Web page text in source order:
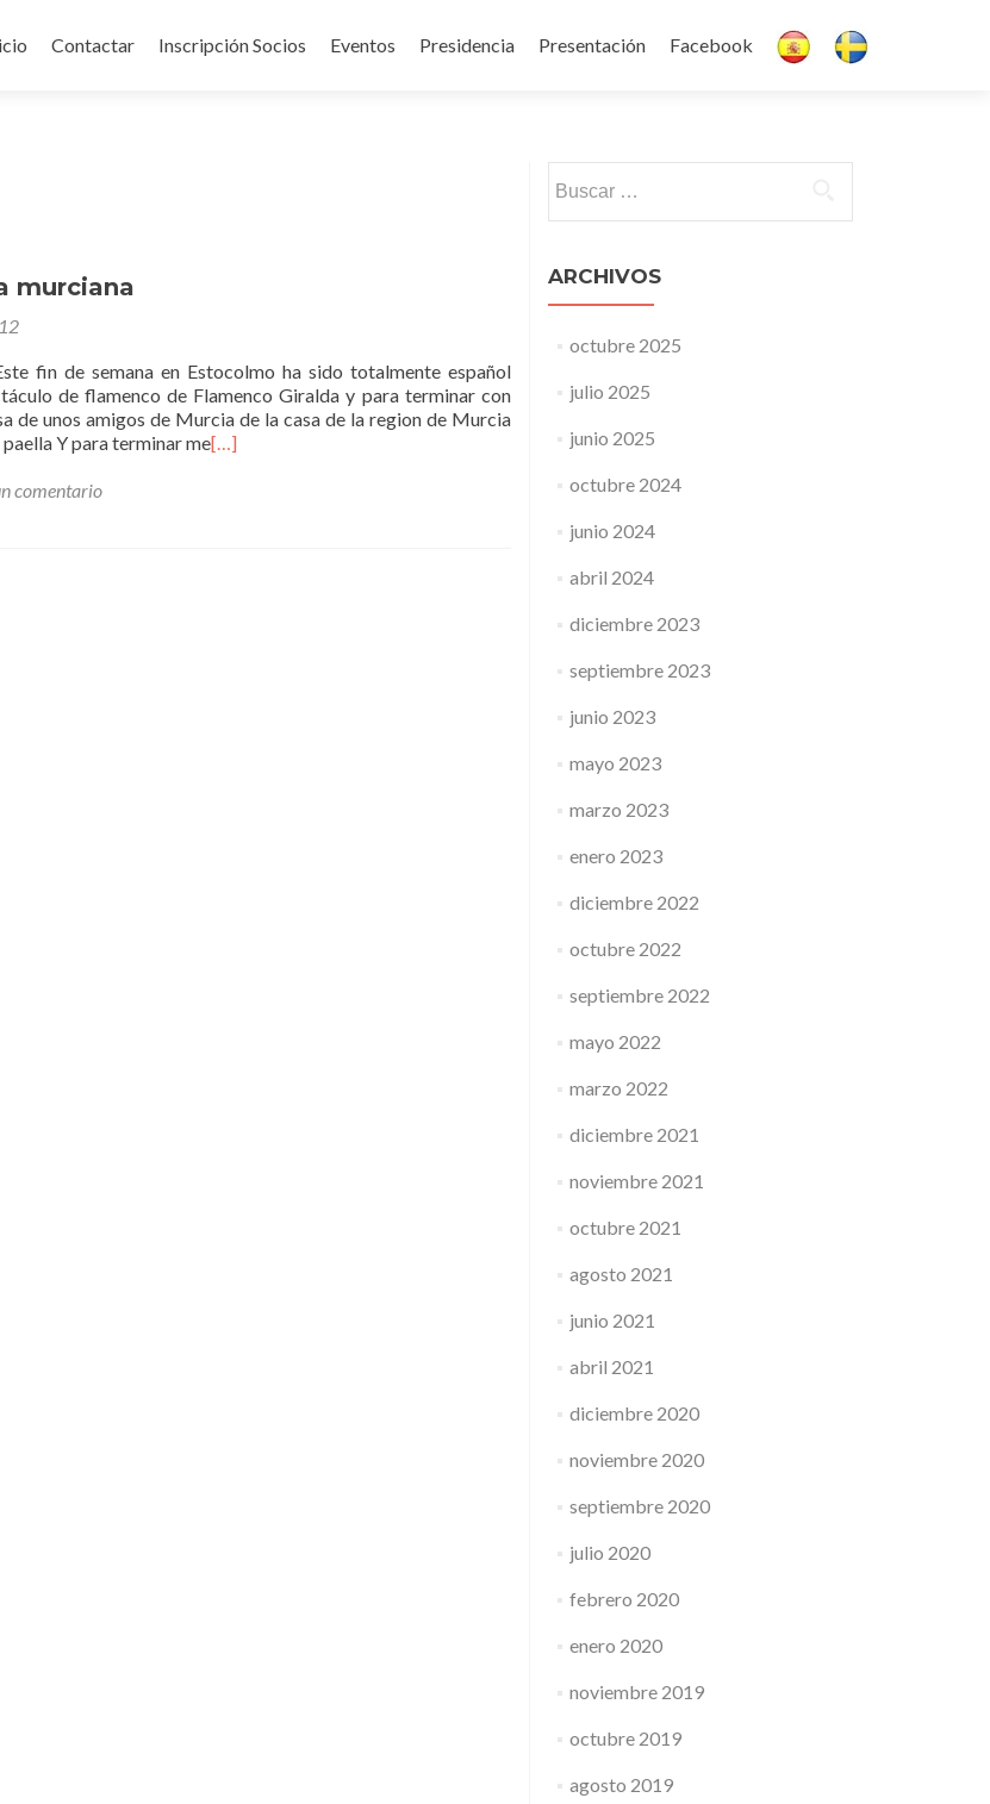
Contactar Inscripción Socios Eventos Presidencia Presentación Facebook
murciana
fin de semana en Estocolmo ha sido totalmente español
de flamenco de Flamenco Giralda y para terminar con
de unos amigos de Murcia de la casa de la region de Murcia
Y para terminar me[…]
comentario
ARCHIVOS
octubre 2025
julio 2025
junio 2025
octubre 2024
junio 2024
abril 2024
diciembre 2023
septiembre 2023
junio 2023
mayo 2023
marzo 2023
enero 2023
diciembre 2022
octubre 2022
septiembre 2022
mayo 2022
marzo 2022
diciembre 2021
noviembre 2021
octubre 2021
agosto 2021
junio 2021
abril 2021
diciembre 2020
noviembre 2020
septiembre 2020
julio 2020
febrero 2020
enero 2020
noviembre 2019
octubre 2019
agosto 2019